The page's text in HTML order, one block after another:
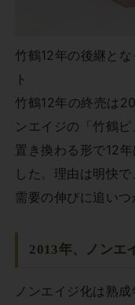
竹鶴12年の後継と
ト
竹鶴12年の終売は
ンエイジの「竹鶴
置き換わる形で12
した。理由は明快
需要の伸びに追いつ
2013年、ノンエ
ノンエイジ化は熟